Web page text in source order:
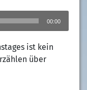
00:00
ist kein
über